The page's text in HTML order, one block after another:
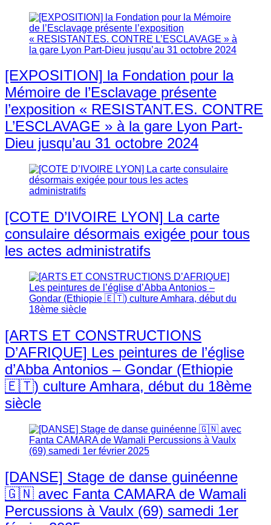
[EXPOSITION] la Fondation pour la
Mémoire de l’Esclavage présente
l’exposition « RESISTANT.ES. CONTRE
L’ESCLAVAGE » à la gare Lyon Part-
Dieu jusqu’au 31 octobre 2024
[COTE D’IVOIRE LYON] La carte
consulaire désormais exigée pour tous
les actes administratifs
[ARTS ET CONSTRUCTIONS
D’AFRIQUE] Les peintures de l’église
d’Abba Antonios – Gondar (Ethiopie
🇪🇹) culture Amhara, début du 18ème
siècle
[DANSE] Stage de danse guinéenne
🇬🇳 avec Fanta CAMARA de Wamali
Percussions à Vaulx (69) samedi 1er